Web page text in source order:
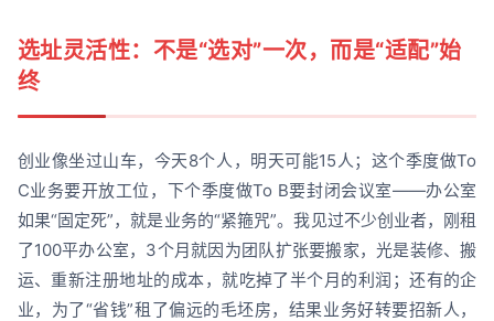
选址灵活性：不是“选对”一次，而是“适配”始
终
创业像坐过山车，今天8个人，明天可能15人；这个季度做To
C业务要开放工位，下个季度做To B要封闭会议室——办公室
如果“固定死”，就是业务的“紧箍咒”。我见过不少创业者，刚租
了100平办公室，3个月就因为团队扩张要搬家，光是装修、搬
运、重新注册地址的成本，就吃掉了半个月的利润；还有的企
业，为了“省钱”租了偏远的毛坯房，结果业务好转要招新人，